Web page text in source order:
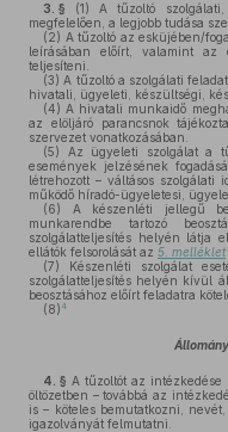
3. § (1) A tűzoltó szolgálati,
megfelelően, a legjobb tudása
(2) A tűzoltó az esküjében/
leírásában előírt, valamint az
teljesíteni.
(3) A tűzoltó a szolgálati
hivatali, ügyeleti, készültségi,
(4) A hivatali munkaidő
az elöljáró parancsnok
szervezet vonatkozásában.
(5) Az ügyeleti szolgálat a
események jelzésének
létrehozott – váltásos szolgálati
működő híradó-ügyeletesi,
(6) A készenléti jellegű
munkarendbe tartozó
szolgálatteljesítés helyén látja
ellátók felsorolását az 5. melléklet
(7) Készenléti szolgálat
szolgálatteljesítés helyén kívül
beosztásához előírt feladatra
(8)4
4. § A tűzoltót az intézkedése
öltözetben – továbbá az
is – köteles bemutatkozni,
igazolványát felmutatni.